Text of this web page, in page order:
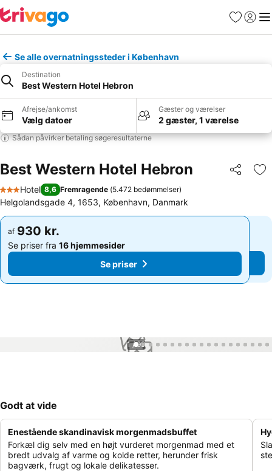
Favoritter
Log ind
Se alle overnatningssteder i København
Destination
Best Western Hotel Hebron
Afrejse/ankomst
Vælg datoer
Gæster og værelser
2 gæster, 1 værelse
Sådan påvirker betaling søgeresultaterne
Best Western Hotel Hebron Del
3 Stjerner
Hotel 8,6 Fremragende (5.472 bedømmelser)
Helgolandsgade 4, 1653, København, Danmark
af 930 kr.
Se priser fra 16 hjemmesider
Se priser
af 930 kr.
Se priser fra 16 hjemmesider
Se priser
1 / 99
Godt at vide
Enestående skandinavisk morgenmadsbuffet
Forkæl dig selv med en højt vurderet morgenmad med et
bredt udvalg af varme og kolde retter, herunder frisk
bagværk, frugt og lokale delikatesser.